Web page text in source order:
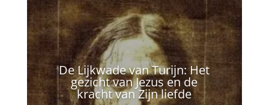
De Lijkwade van Turijn: Het
gezicht van Jezus en de
kracht van Zijn liefde